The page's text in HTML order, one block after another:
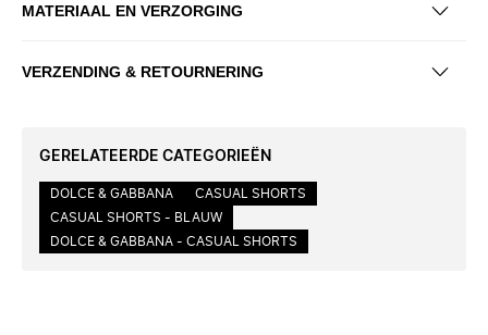
MATERIAAL EN VERZORGING
VERZENDING & RETOURNERING
GERELATEERDE CATEGORIEËN
DOLCE & GABBANA
CASUAL SHORTS
CASUAL SHORTS - BLAUW
DOLCE & GABBANA - CASUAL SHORTS